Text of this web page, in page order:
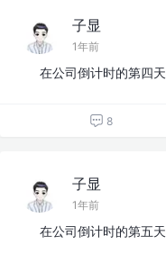
子显
1年前
在公司倒计时的第四天
8
子显
1年前
在公司倒计时的第五天